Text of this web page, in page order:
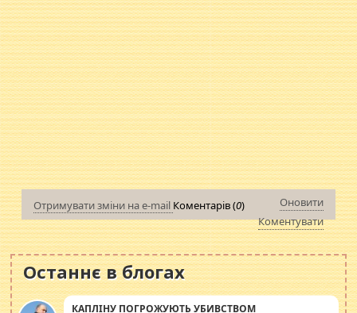
Отримувати зміни на e-mail Коментарів (0)
Оновити
Коментувати
Останнє в блогах
КАПЛІНУ ПОГРОЖУЮТЬ УБИВСТВОМ